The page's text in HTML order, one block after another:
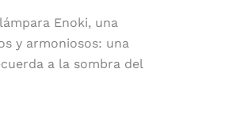
Enoki, una
y armoniosos: una
a la sombra del